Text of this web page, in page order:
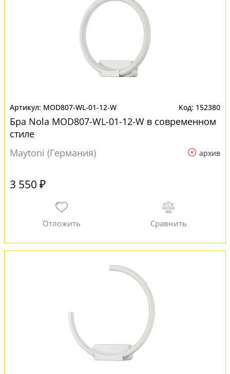
MOD807-WL-01-12-W 152380
Бра Nola MOD807-WL-01-12-W в современном
стиле
Maytoni (Германия)
архив
3 550 ₽